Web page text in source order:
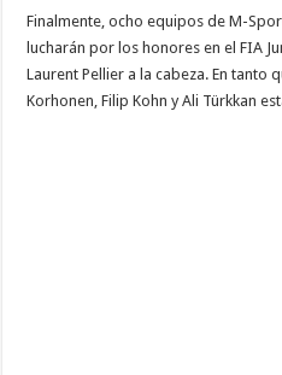
Finalmente, ocho equipos de M-
lucharán por los honores en el FIA
Laurent Pellier a la cabeza. En tanto
Korhonen, Filip Kohn y Ali Türkkan